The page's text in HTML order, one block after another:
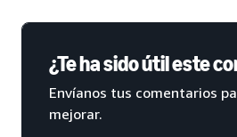
¿Te ha sido útil este
Envíanos tus comentarios
mejorar.